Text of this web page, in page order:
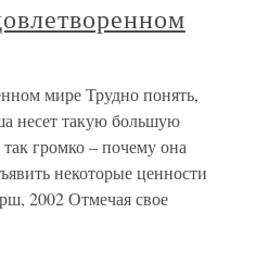
мире Трудно понять,
несет такую большую
громко – почему она
некоторые ценности
2002 Отмечая свое